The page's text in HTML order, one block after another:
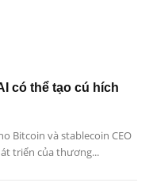
có thể tạo cú hích
Bitcoin và stablecoin CEO
triển của thương...